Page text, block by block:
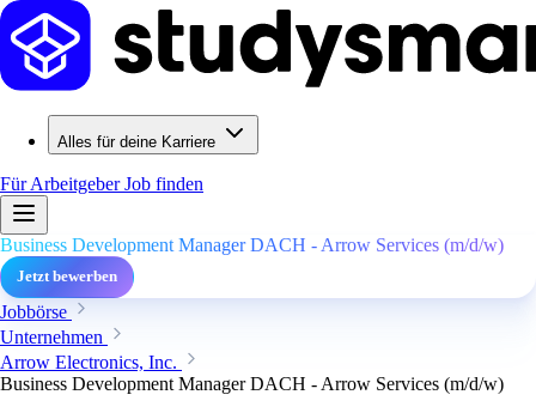
Alles für deine Karriere
Für ArbeitgeberJob finden
Business Development Manager DACH - Arrow Services (m/d/w)
Jetzt bewerben
Jobbörse
Unternehmen
Arrow Electronics, Inc.
Business Development Manager DACH - Arrow Services (m/d/w)